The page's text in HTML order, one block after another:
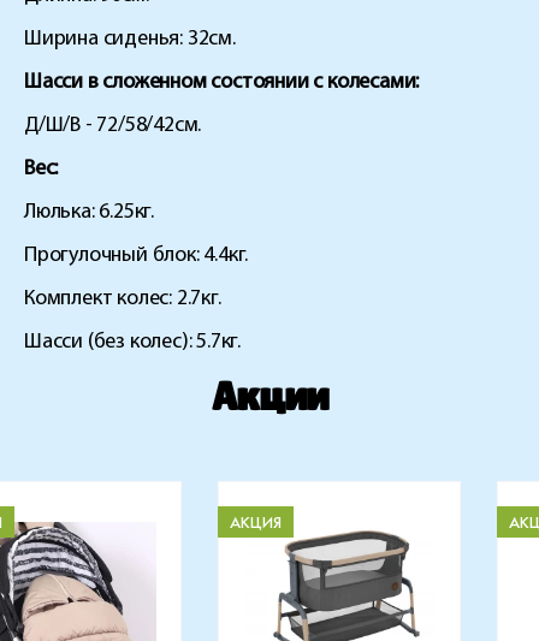
Ширина сиденья: 32см.
Шасси в сложенном состоянии с колесами:
Д/Ш/В - 72/58/42см.
Вес:
Люлька: 6.25кг.
Прогулочный блок: 4.4кг.
Комплект колес: 2.7кг.
Шасси (без колес): 5.7кг.
Акции
АКЦИЯ